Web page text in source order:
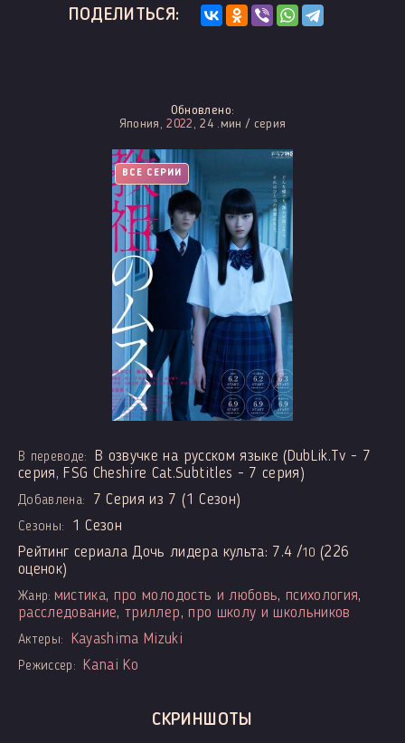
ПОДЕЛИТЬСЯ:
Обновлено:
Япония,2022 , 24 .мин / серия
ВСЕ СЕРИИ
В переводе:
В озвучке на русском языке (DubLik.Tv - 7
серия, FSG Cheshire Cat.Subtitles - 7 серия)
Добавлена: 7 Серия из 7 (1 Сезон)
Сезоны:
1 Сезон
Рейтинг сериала Дочь лидера культа: 7.4 /10 (226
оценок)
Жанр: мистика, про молодость и любовь, психология,
расследование,триллер,про школу и школьников
Актеры: Kayashima Mizuki
Режиссер: Kanai Ko
СКРИНШОТЫ